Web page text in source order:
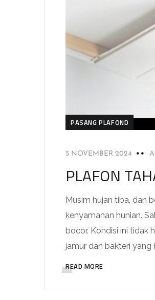
PASANG PLAFOND
5 NOVEMBER 2024
PLAFON
Musim hujan tiba, dan
kenyamanan hunian.
bocor. Kondisi ini tidak
jamur dan bakteri yang
READ MORE